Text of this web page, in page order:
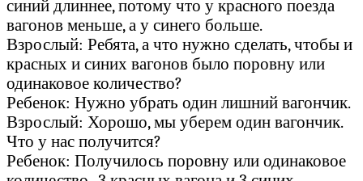
синий длиннее, потому что у красного поезда
вагонов меньше, а у синего больше.
Взрослый: Ребята, а что нужно сделать, чтобы и
красных и синих вагонов было поровну или
одинаковое количество?
Ребенок: Нужно убрать один лишний вагончик.
Взрослый: Хорошо, мы уберем один вагончик.
Что у нас получится?
Ребенок: Получилось поровну или одинаковое